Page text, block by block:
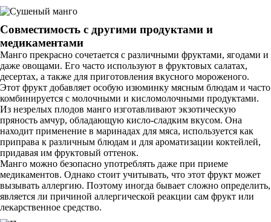
Совместимость с другими продуктами и
медикаментами
Манго прекрасно сочетается с различными фруктами, ягодами и
даже овощами. Его часто используют в фруктовых салатах,
десертах, а также для приготовления вкусного мороженого.
Этот фрукт добавляет особую изюминку мясным блюдам и часто
комбинируется с молочными и кисломолочными продуктами.
Из незрелых плодов манго изготавливают экзотическую
пряность амчур, обладающую кисло-сладким вкусом. Она
находит применение в маринадах для мяса, используется как
приправа к различным блюдам и для ароматизации коктейлей,
придавая им фруктовый оттенок.
Манго можно безопасно употреблять даже при приеме
медикаментов. Однако стоит учитывать, что этот фрукт может
вызывать аллергию. Поэтому иногда бывает сложно определить,
является ли причиной аллергической реакции сам фрукт или
лекарственное средство.